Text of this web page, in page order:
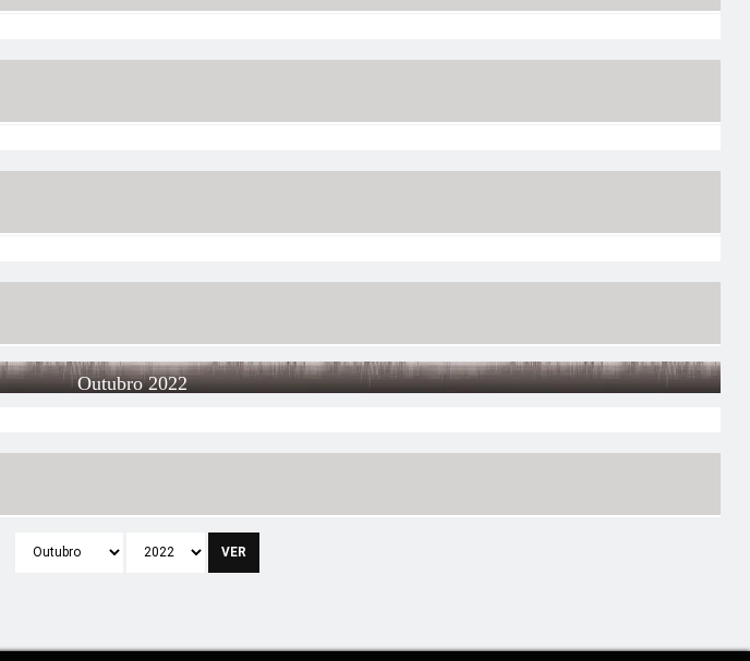
Outubro 2022